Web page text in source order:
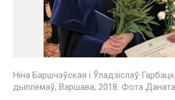
Ніна Баршчэўская і Ўладзіслаў
дыплёмаў, Варшава, 2018. Фота